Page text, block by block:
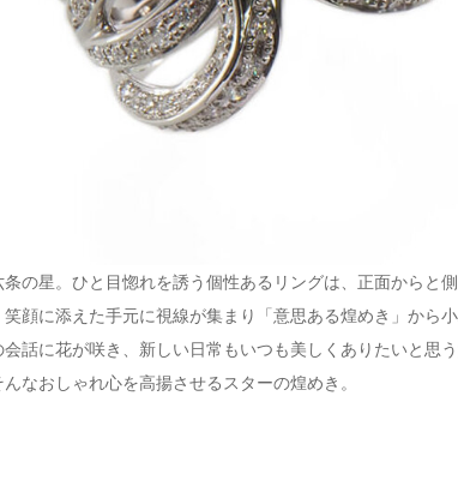
の星。ひと目惚れを誘う個性あるリングは、正面からと
顔に添えた手元に視線が集まり「意思ある煌めき」から
話に花が咲き、新しい日常もいつも美しくありたいと思
なおしゃれ心を高揚させるスターの煌めき。